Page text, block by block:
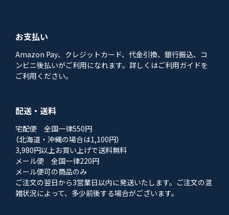
お支払い
Amazon Pay、クレジットカード、代金引換、銀行振込、コ
ンビニ後払いがご利用になれます。詳しくはご利用ガイドを
ご利用ください。
配送・送料
宅配便 全国一律550円
（北海道・沖縄の場合は1,100円）
3,980円以上お買い上げで送料無料
メール便 全国一律220円
メール便可の商品のみ
ご注文の翌日から3営業日以内に発送いたします。ご注文の混
雑状況によって、多少前後する場合がございます。